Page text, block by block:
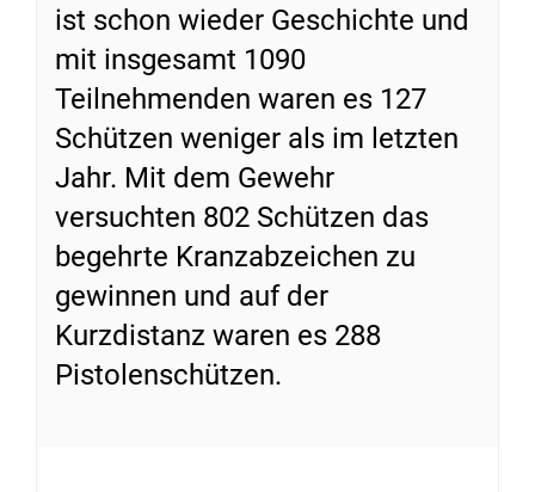
ist schon wieder Geschichte und
mit insgesamt 1090
Teilnehmenden waren es 127
Schützen weniger als im letzten
Jahr. Mit dem Gewehr
versuchten 802 Schützen das
begehrte Kranzabzeichen zu
gewinnen und auf der
Kurzdistanz waren es 288
Pistolenschützen.